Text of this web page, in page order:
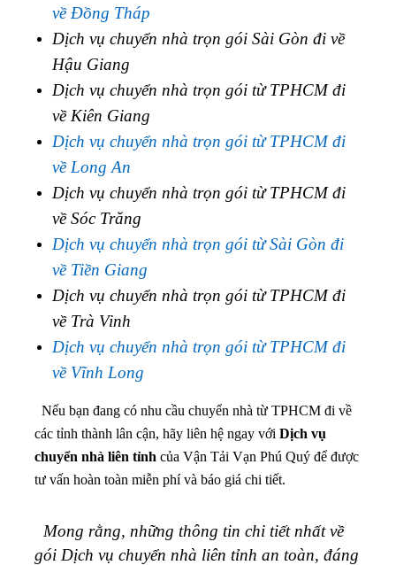
về Đồng Tháp
Dịch vụ chuyển nhà trọn gói Sài Gòn đi về
Hậu Giang
Dịch vụ chuyển nhà trọn gói từ TPHCM đi
về Kiên Giang
Dịch vụ chuyển nhà trọn gói từ TPHCM đi
về Long An
Dịch vụ chuyển nhà trọn gói từ TPHCM đi
về Sóc Trăng
Dịch vụ chuyển nhà trọn gói từ Sài Gòn đi
về Tiền Giang
Dịch vụ chuyển nhà trọn gói từ TPHCM đi
về Trà Vinh
Dịch vụ chuyển nhà trọn gói từ TPHCM đi
về Vĩnh Long
Nếu bạn đang có nhu cầu chuyển nhà từ TPHCM đi về
các tỉnh thành lân cận, hãy liên hệ ngay với Dịch vụ
chuyển nhà liên tỉnh của Vận Tải Vạn Phú Quý để được
tư vấn hoàn toàn miễn phí và báo giá chi tiết.
Mong rằng, những thông tin chi tiết nhất về
gói Dịch vụ chuyển nhà liên tỉnh an toàn, đáng